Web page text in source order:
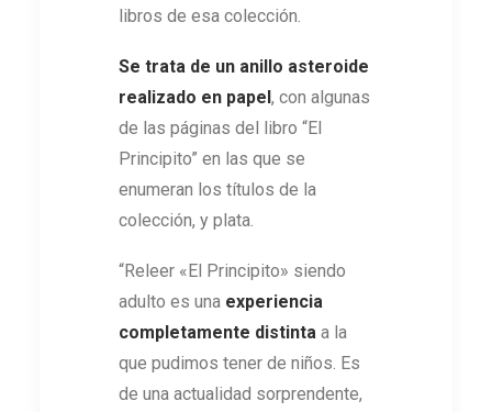
libros de esa colección.
Se trata de un anillo asteroide
realizado en papel, con algunas
de las páginas del libro “El
Principito” en las que se
enumeran los títulos de la
colección, y plata.
“Releer «El Principito» siendo
adulto es una experiencia
completamente distinta a la
que pudimos tener de niños. Es
de una actualidad sorprendente,